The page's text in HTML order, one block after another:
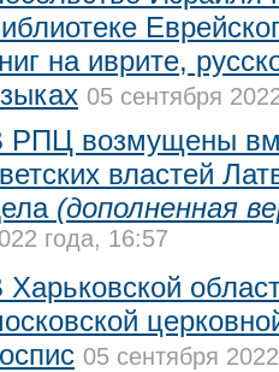
на иврите,
05 сентября
РПЦ возмущены
властей
(дополненная
года, 16:57
Харьковской
05 сентября